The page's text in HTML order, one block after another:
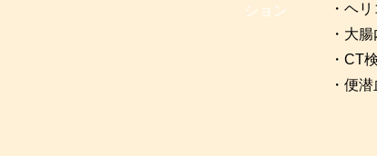
ション
・ヘ
・大
・CT
・便